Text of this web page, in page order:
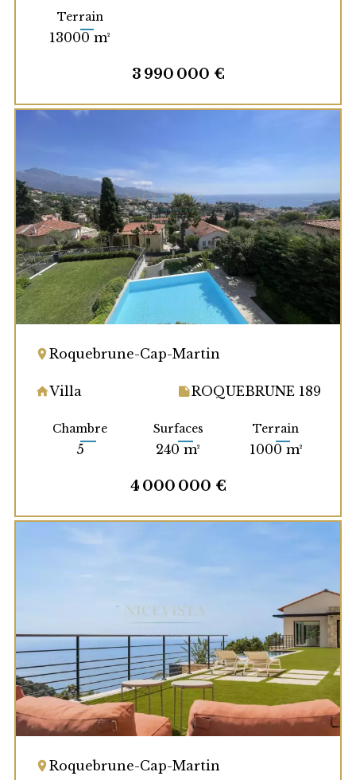
Terrain
13000 m²
3 990 000 €
Roquebrune-Cap-Martin
Villa ROQUEBRUNE 189
Chambre
5
Surfaces
240 m²
Terrain
1000 m²
4 000 000 €
Roquebrune-Cap-Martin